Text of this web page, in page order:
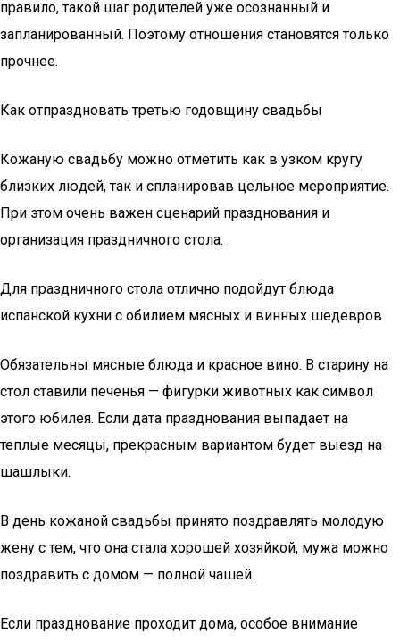
правило, такой шаг родителей уже осознанный и
запланированный. Поэтому отношения становятся только
прочнее.
Как отпраздновать третью годовщину свадьбы
Кожаную свадьбу можно отметить как в узком кругу
близких людей, так и спланировав цельное мероприятие.
При этом очень важен сценарий празднования и
организация праздничного стола.
Для праздничного стола отлично подойдут блюда
испанской кухни с обилием мясных и винных шедевров
Обязательны мясные блюда и красное вино. В старину на
стол ставили печенья — фигурки животных как символ
этого юбилея. Если дата празднования выпадает на
теплые месяцы, прекрасным вариантом будет выезд на
шашлыки.
В день кожаной свадьбы принято поздравлять молодую
жену с тем, что она стала хорошей хозяйкой, мужа можно
поздравить с домом — полной чашей.
Если празднование проходит дома, особое внимание